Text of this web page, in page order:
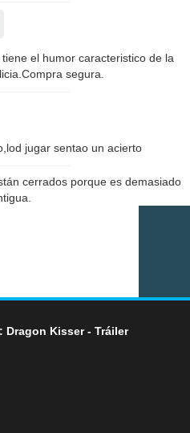
el humor caracteristico de la
segura.
jugar sentao un acierto
cerrados porque es demasiado
Dragon Kisser - Tráiler